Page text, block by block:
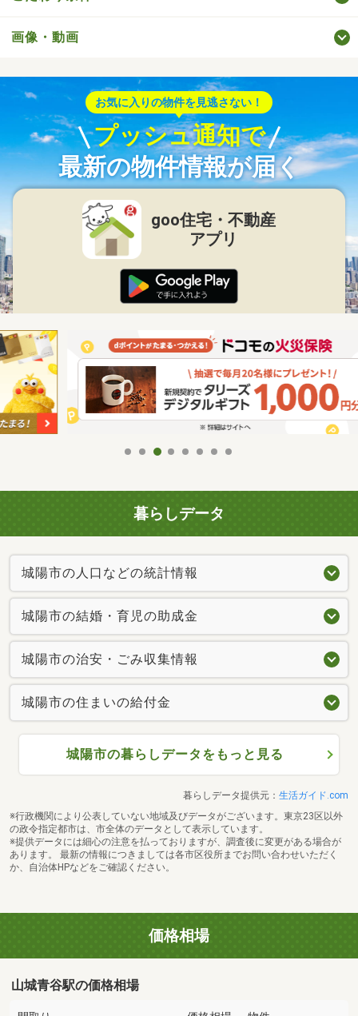
画像・動画
お気に入りの物件を見逃さない！
プッシュ通知で
最新の物件情報が届く
goo住宅・不動産
アプリ
暮らしデータ
城陽市の人口などの統計情報
城陽市の結婚・育児の助成金
城陽市の治安・ごみ収集情報
城陽市の住まいの給付金
城陽市の暮らしデータをもっと見る
暮らしデータ提供元： 生活ガイド.com
※行政機関により公表していない地域及びデータがございます。東京23区以外
の政令指定都市は、市全体のデータとして表示しています。
※提供データには細心の注意を払っておりますが、調査後に変更がある場合が
あります。 最新の情報につきましては各市区役所までお問い合わせいただく
か、自治体HPなどをご確認ください。
価格相場
山城青谷駅の価格相場